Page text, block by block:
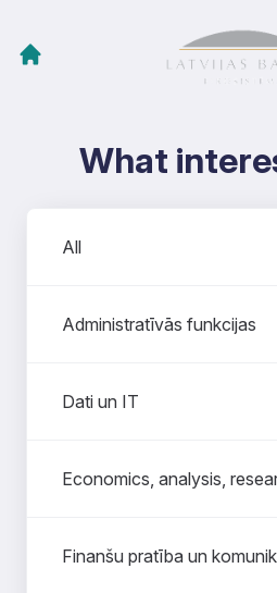
What
All
Administratīvās funkcijas
Dati un IT
Economics, analysis,
Finanšu pratība un